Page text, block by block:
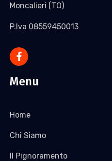
Moncalieri (TO)
P.Iva 08559450013
Menu
Home
Chi Siamo
Il Pignoramento